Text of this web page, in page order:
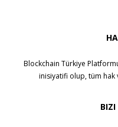
Blockchain Türkiye
inisiyatifi olup, tüm hak